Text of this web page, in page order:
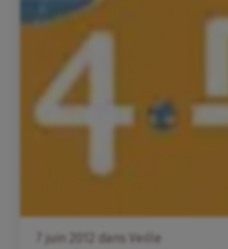
juin dans
Veille